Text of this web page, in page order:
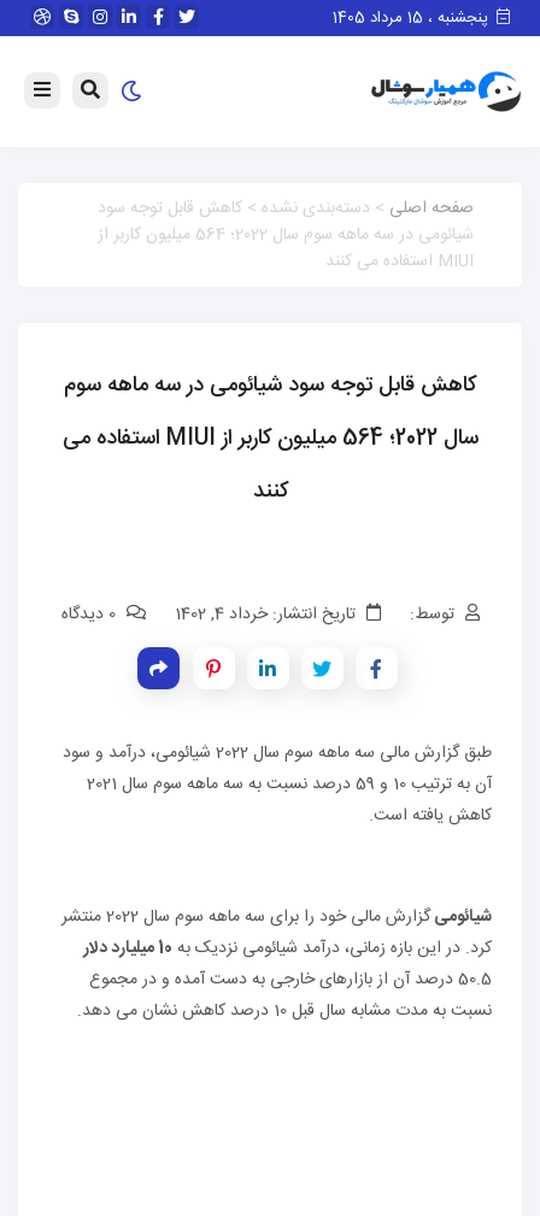
پنجشنبه ، 15 مرداد 1405
صفحه اصلی > دسته‌بندی نشده > کاهش قابل توجه سود
شیائومی در سه ماهه سوم سال 2022؛ 564 میلیون کاربر از
MIUI استفاده می کنند
کاهش قابل توجه سود شیائومی در سه ماهه سوم
سال 2022؛ 564 میلیون کاربر از MIUI استفاده می
کنند
توسط: تاریخ انتشار: خرداد 4, 1402 0 دیدگاه
طبق گزارش مالی سه ماهه سوم سال 2022 شیائومی، درآمد و سود
آن به ترتیب 10 و 59 درصد نسبت به سه ماهه سوم سال 2021
کاهش یافته است.
شیائومی
گزارش مالی خود را برای سه ماهه سوم سال 2022 منتشر
کرد. در این بازه زمانی، درآمد شیائومی نزدیک به 10 میلیارد دلار
50.5 درصد آن از بازارهای خارجی به دست آمده و در مجموع
نسبت به مدت مشابه سال قبل 10 درصد کاهش نشان می دهد.